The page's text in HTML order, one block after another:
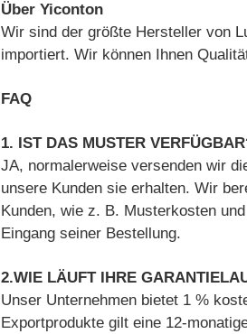
Über Yiconton
Wir sind der größte Hersteller von
importiert. Wir können Ihnen
FAQ
1. IST DAS MUSTER
JA, normalerweise versenden wir
unsere Kunden sie erhalten. Wir
Kunden, wie z. B. Musterkosten
Eingang seiner Bestellung.
2.WIE LÄUFT IHRE
Unser Unternehmen bietet 1 %
Exportprodukte gilt eine 12-